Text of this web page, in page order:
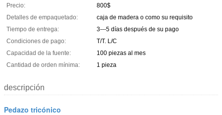
Precio:
800$
Detalles de empaquetado:
caja de madera o como su requisito
Tiempo de entrega:
3---5 días después de su pago
Condiciones de pago:
T/T. L/C
Capacidad de la fuente:
100 piezas al mes
Cantidad de orden mínima:
1 pieza
descripción
Pedazo tricónico